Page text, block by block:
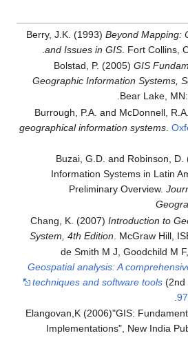
Berry, J.K. (1993) Beyond Mapping:
and Issues in GIS. Fort Collins,
Bolstad, P. (2005) GIS
Geographic Information Systems,
Bear Lake,
Burrough, P.A. and McDonnell,
geographical information systems.
Buzai, G.D. and Robinson,
Information Systems in Latin
Preliminary Overview.
Chang, K. (2007) Introduction to
System, 4th Edition . McGraw Hill,
de Smith M J, Goodchild M
Geospatial analysis: A
techniques and software tools(2nd
Elangovan,K (2006)"GIS:
Implementations", New India